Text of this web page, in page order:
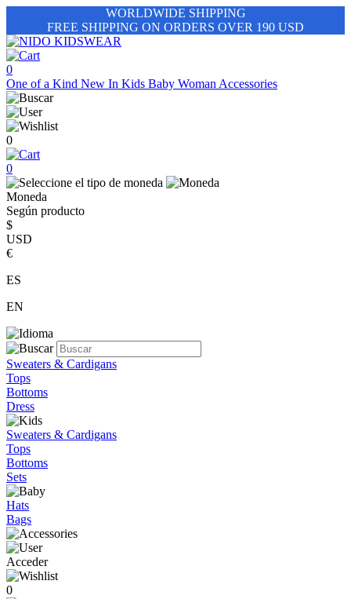
WORLDWIDE SHIPPING
FREE SHIPPING ON ORDERS OVER 190 USD
0
One of a Kind New In Kids Baby Woman Accessories
0
0
Moneda
Según producto
$
USD
€
ES
EN
Sweaters & Cardigans
Tops
Bottoms
Dress
Sweaters & Cardigans
Tops
Bottoms
Sets
Hats
Bags
Acceder
0